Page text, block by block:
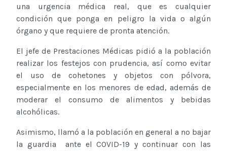
una urgencia médica real, que es cualquier
condición que ponga en peligro la vida o algún
órgano y que requiere de pronta atención.
El jefe de Prestaciones Médicas pidió a la población
realizar los festejos con prudencia, así como evitar
el uso de cohetones y objetos con pólvora,
especialmente en los menores de edad, además de
moderar el consumo de alimentos y bebidas
alcohólicas.
Asimismo, llamó a la población en general a no bajar
la guardia ante el COVID-19 y continuar con las